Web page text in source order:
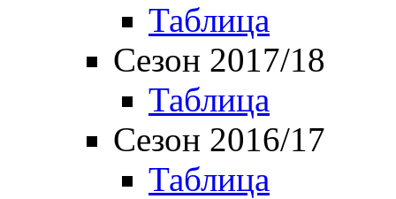
Таблица
Сезон 2017/18
Таблица
Сезон 2016/17
Таблица